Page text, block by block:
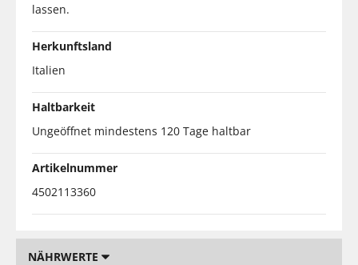
lassen.
Herkunftsland
Italien
Haltbarkeit
Ungeöffnet mindestens 120 Tage haltbar
Artikelnummer
4502113360
NÄHRWERTE